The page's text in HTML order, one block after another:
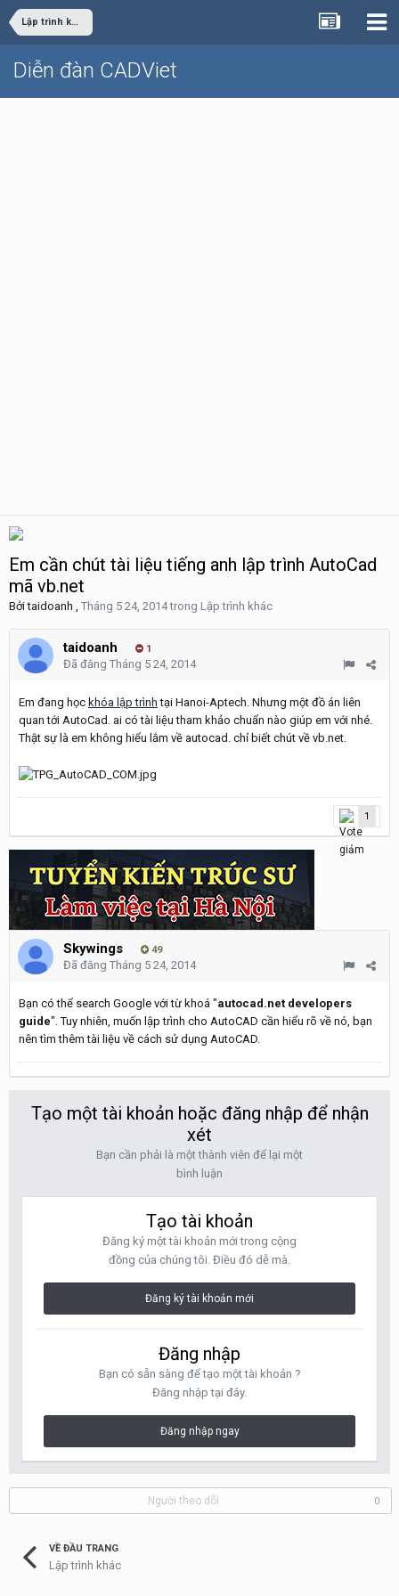
Lập trình khác
Diễn đàn CADViet
Em cần chút tài liệu tiếng anh lập trình AutoCad
mã vb.net
Bởitaidoanh , Tháng 5 24, 2014trong Lập trình khác
taidoanh 1
Đã đăng Tháng 5 24, 2014
Em đang học khóa lập trình tại Hanoi-Aptech. Nhưng một đồ án liên
quan tới AutoCad. ai có tài liệu tham khảo chuẩn nào giúp em với nhé.
Thật sự là em không hiểu lắm về autocad. chỉ biết chút về vb.net.
1
Skywings 49
Đã đăng Tháng 5 24, 2014
Bạn có thể search Google với từ khoá "autocad.net developers
guide". Tuy nhiên, muốn lập trình cho AutoCAD cần hiểu rõ về nó, bạn
nên tìm thêm tài liệu về cách sử dụng AutoCAD.
Tạo một tài khoản hoặc đăng nhập để nhận
xét
Bạn cần phải là một thành viên để lại một
bình luận
Tạo tài khoản
Đăng ký một tài khoản mới trong cộng
đồng của chúng tôi. Điều đó dễ mà.
Đăng ký tài khoản mới
Đăng nhập
Bạn có sẵn sàng để tạo một tài khoản ?
Đăng nhập tại đây.
Đăng nhập ngay
Người theo dõi 0
VỀ ĐẦU TRANG
Lập trình khác